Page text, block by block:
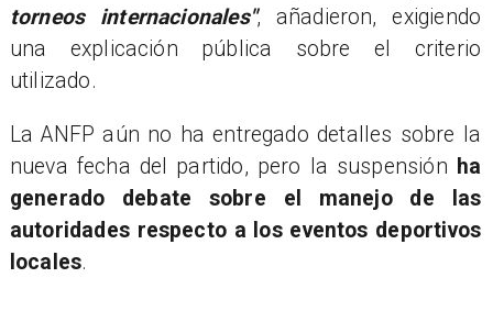
torneos internacionales", añadieron, exigiendo
una explicación pública sobre el criterio
utilizado.
La ANFP aún no ha entregado detalles sobre la
nueva fecha del partido, pero la suspensión ha
generado debate sobre el manejo de las
autoridades respecto a los eventos deportivos
locales.